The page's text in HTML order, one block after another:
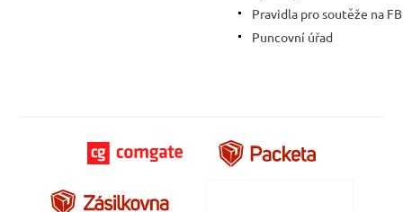
Pravidla pro soutěže na FB
Puncovní úřad